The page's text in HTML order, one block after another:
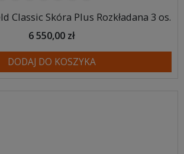
Classic Skóra Plus Rozkładana 3 os.
6 550,00 zł
DODAJ DO KOSZYKA